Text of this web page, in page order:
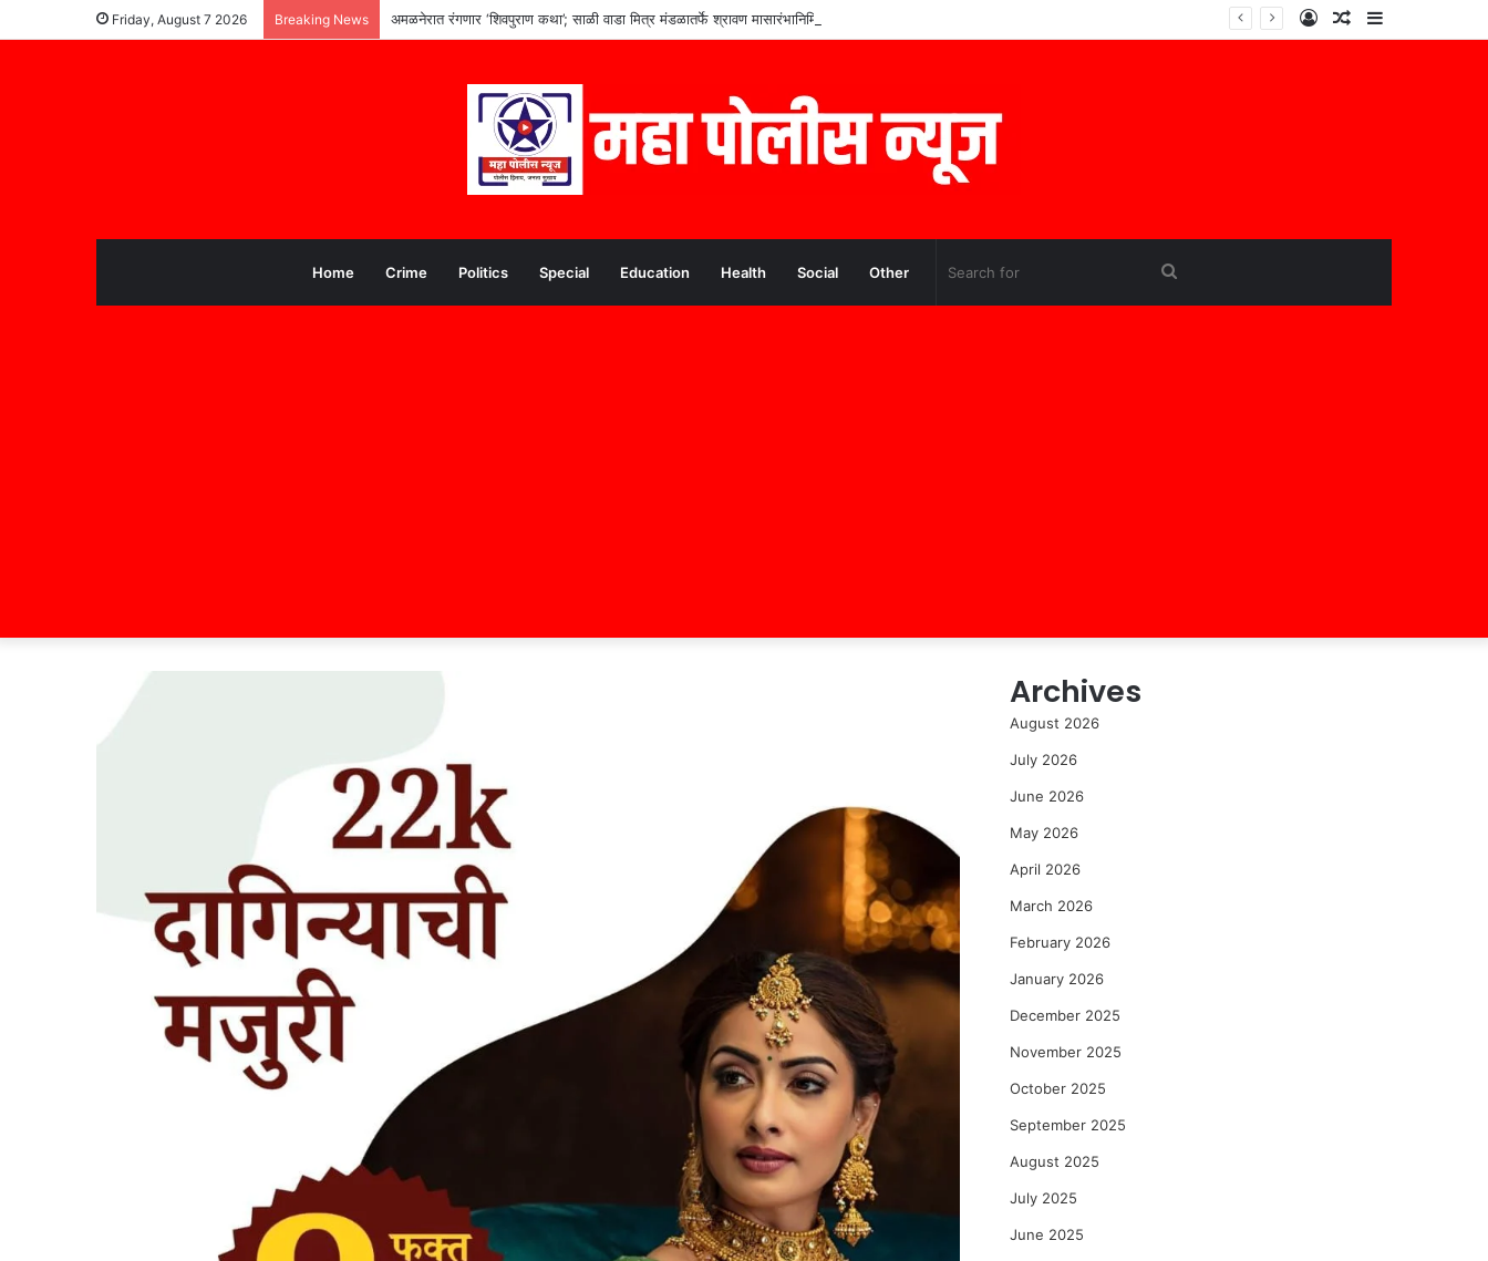
Friday, August 7 2026 Breaking News अमळनेरात रंगणार ‘शिवपुराण कथा’; साळी वाडा मित्र मंडळातर्फे श्रावण मासारंभानिमित्त आयोजन Sidebar
Random
Log
Home Crime Politics Special Education Health Social Other
Archives
August 2026
July 2026
June 2026
May 2026
April 2026
March 2026
February 2026
January 2026
December 2025
November 2025
October 2025
September 2025
August 2025
July 2025
June 2025